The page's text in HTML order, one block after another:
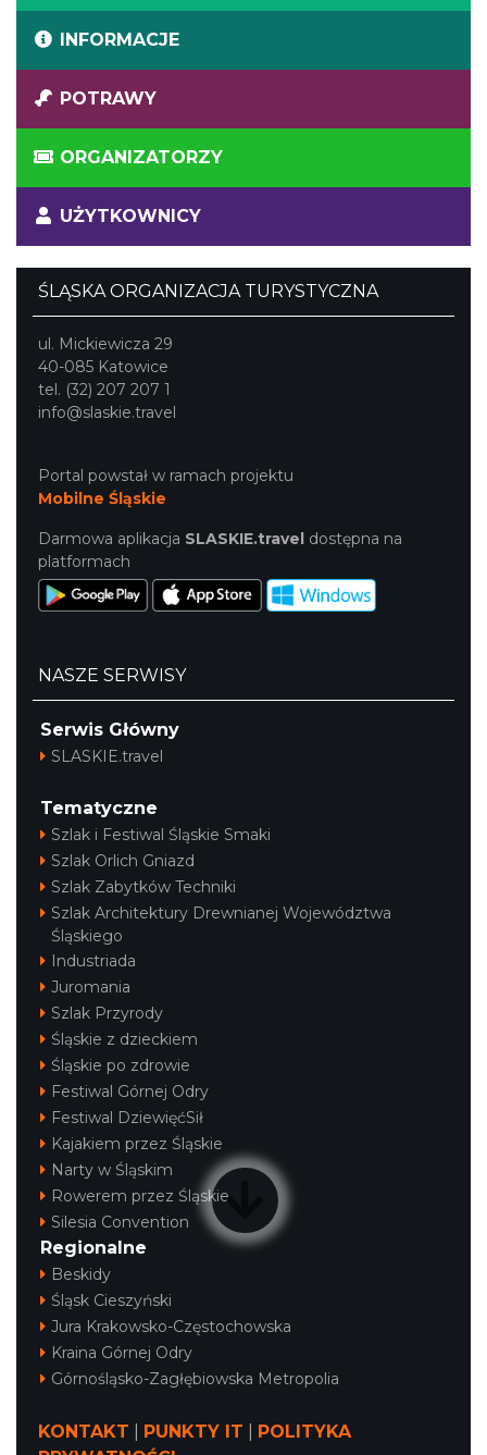
INFORMACJE
POTRAWY
ORGANIZATORZY
UŻYTKOWNICY
ŚLĄSKA ORGANIZACJA TURYSTYCZNA
ul. Mickiewicza 29
40-085 Katowice
tel. (32) 207 207 1
info@slaskie.travel
Portal powstał w ramach projektu
Mobilne Śląskie
Darmowa aplikacja SLASKIE.travel dostępna na
platformach
NASZE SERWISY
Serwis Główny
SLASKIE.travel
Tematyczne
Szlak i Festiwal Śląskie Smaki
Szlak Orlich Gniazd
Szlak Zabytków Techniki
Szlak Architektury Drewnianej Województwa
Śląskiego
Industriada
Juromania
Szlak Przyrody
Śląskie z dzieckiem
Śląskie po zdrowie
Festiwal Górnej Odry
Festiwal DziewięćSił
Kajakiem przez Śląskie
Narty w Śląskim
Rowerem przez Śląskie
Silesia Convention
Regionalne
Beskidy
Śląsk Cieszyński
Jura Krakowsko-Częstochowska
Kraina Górnej Odry
Górnośląsko-Zagłębiowska Metropolia
KONTAKT PUNKTY IT
POLITYKA